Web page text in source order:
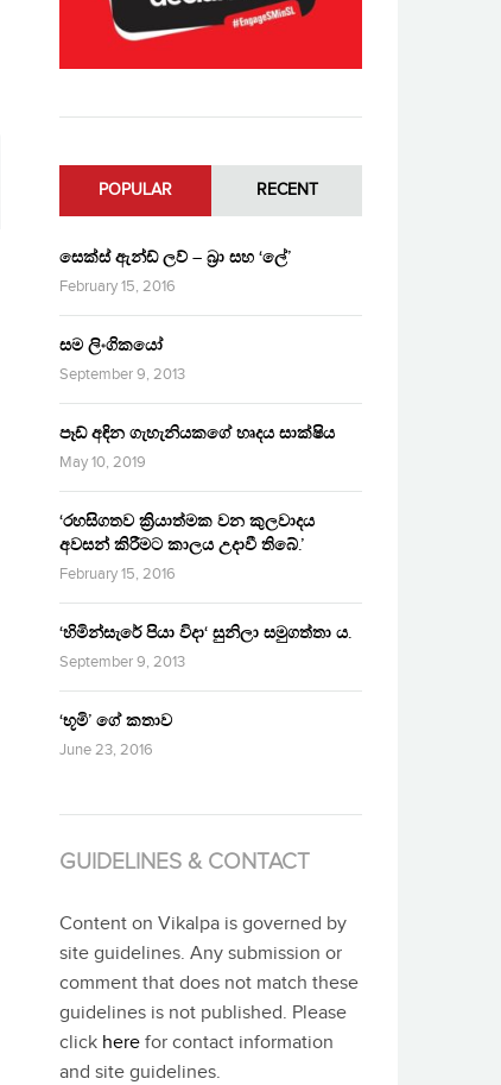
POPULAR RECENT
සෙක්ස් ඇන්ඩ් ලව් – බ්‍රා සහ ‘ලේ’
February 15, 2016
සම ලිංගිකයෝ
September 9, 2013
පෑඩ් අඳින ගැහැනියකගේ හෘදය සාක්ෂිය
May 10, 2019
‘රහසිගතව ක්‍රියාත්මක වන කුලවාදය
අවසන් කිරීමට කාලය උදාවී තිබේ.’
February 15, 2016
‘හිමින්සැරේ පියා විදා‘ සුනිලා සමුගත්තා ය.
September 9, 2013
‘භූමි’ ගේ කතාව
June 23, 2016
GUIDELINES & CONTACT
Content on Vikalpa is governed by
site guidelines. Any submission or
comment that does not match these
guidelines is not published. Please
click here for contact information
and site guidelines.